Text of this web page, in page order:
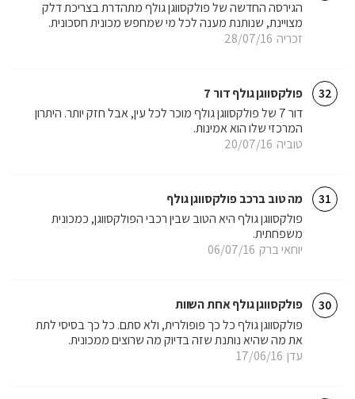
זכריה 28/07/16
הגירסה החדשה של פולקסווגן גולף מתהדרת בצריכת דלק
מצויינת, שנותנת מענה לכל מי שמחפש מכונית חסכונית.
32 פולקסווגן גולף דור 7
טוביה 20/07/16
דור 7 של פולקסווגן גולף מוכר לכל עין, אבל חזק יותר. היתרון
המרכזי שלו הוא אמינות.
31 מה טוב ברכב פולקסווגן גולף
יוחאי ברק 06/07/16
פולקסווגן גולף היא הטוב שבין רכבי הפולקסווגן, כמכונית
משפחתית.
30 פולקסווגן גולף אחת השוות
עדן 17/06/16
פולקסווגן גולף כל כך פופולרית, ולא סתם. כל כך בסיסי לתת
את מה שהיא נותנת שזה בדיוק מה שרוצים ממכונית.